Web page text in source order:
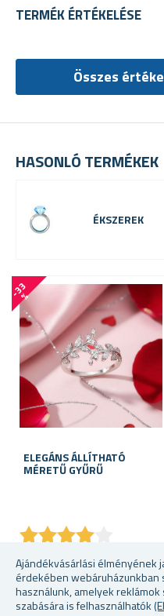
Ajándékvásárlási élményének
érdekében webáruházunkban
használunk, amelyek
szabására is felhasználhatók
HASONLÓ TERMÉKEK
ÉKSZEREK
-
3
3
%
ELEGÁNS ÁLLÍTHATÓ
MÉRETŰ GYŰRŰ
★★★★
★★★★
1065 Ft
raktáron
TERMÉK ÉRTÉKELÉSE
Összes